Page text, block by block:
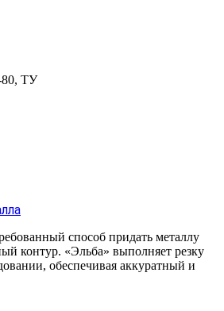
80, ТУ
способ придать металлу
контур. «Эльба» выполняет резку
обеспечивая аккуратный и